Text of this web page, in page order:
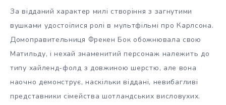
За відданий характер милі створіння з загнутими
вушками удостоїлися ролі в мультфільмі про Карлсона.
Домоправительниця Фрекен Бок обожнювала свою
Матильду, і нехай знаменитий персонаж належить до
типу хайленд-фолд з довжиною шерстю, але вона
наочно демонструє,наскільки віддані, невибагливі
представники сімейства шотландських висловухих.